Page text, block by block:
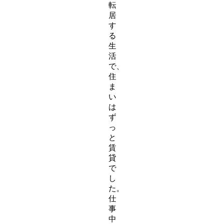
転
居
す
る
生
活
で、
住
ま
い
は
ず
っ
と
賃
貸
で
し
た。
仕
事
中